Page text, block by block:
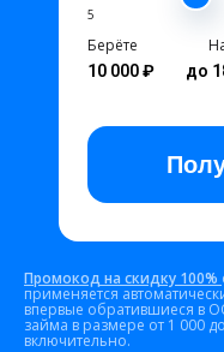
5
Берёте
10 000 ₽ до
Промокод на скидку 100%
применяется
впервые обратившиеся в
займа в размере от 1 000
включительно.